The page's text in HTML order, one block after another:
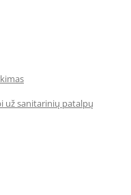
už sanitarinių patalpų